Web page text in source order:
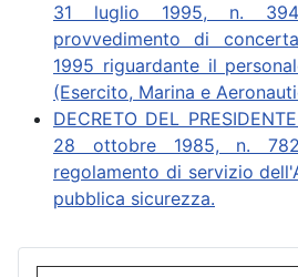
31 luglio 1995, n. 394
provvedimento di
1995 riguardante il
(Esercito, Marina e
DECRETO DEL
28 ottobre 1985, n.
regolamento di servizio
pubblica sicurezza.